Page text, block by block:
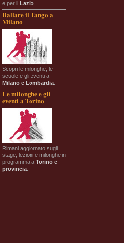
e per il Lazio
Ballare il Tango a
Milano
Scopri le milonghe, le
scuole e gli eventi a
Milano e Lombardia
Le milonghe e gli
eventi a Torino
Rimani aggiornato sugli
stage, lezioni e milonghe in
programma a Torino e
provincia